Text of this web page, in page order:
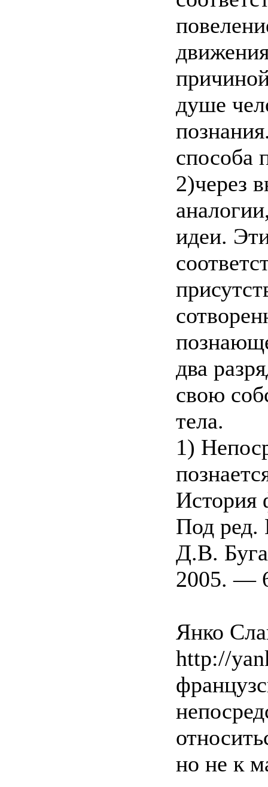
душе
способа
2)через
идеи.
два
свою
тела.
1)
История
Под ред.
Д.В.
2005. —
Янко
http://
но не к